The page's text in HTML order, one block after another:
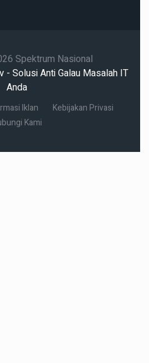
Spektrum Nasional
- Solusi Anti Galau Masalah IT
Anda
Iklan
Kebijakan Privasi
Kami